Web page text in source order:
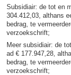
Subsidiair: de tot en
304.412,03, althans
bedrag, te
verzoekschrift;
Meer subsidiair: de
ad € 177.947,28,
bedrag, te
verzoekschrift;